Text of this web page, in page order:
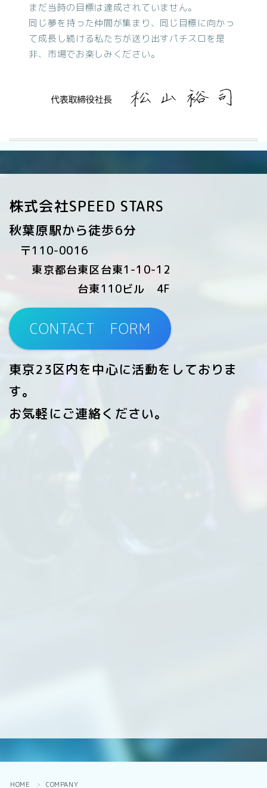
まだ当時の目標は達成されていません。
同じ夢を持った仲間が集まり、同じ目標に向かっ
て成長し続ける私たちが送り出すパチスロを是
非、市場でお楽しみください。
株式会社SPEED STARS
秋葉原駅から徒歩6分
〒110-0016
東京都台東区台東1-10-12
台東110ビル 4F
CONTACT FORM
東京23区内を中心に活動をしておりま
す。
お気軽にご連絡ください。
HOME ＞ COMPANY